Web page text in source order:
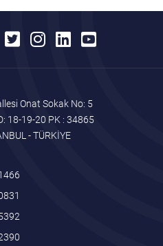
Onat Sokak No: 5
18-19-20 PK : 34865
- TÜRKİYE